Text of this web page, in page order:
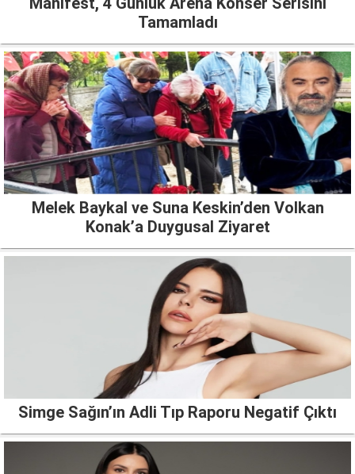
Tamamladı
Melek Baykal ve Suna Keskin’den Volkan
Konak’a Duygusal Ziyaret
Simge Sağın’ın Adli Tıp Raporu Negatif Çıktı